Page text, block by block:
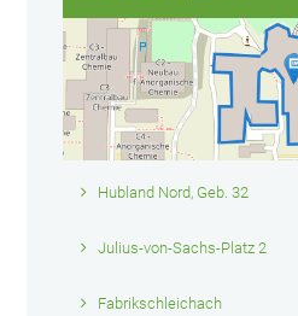
Hubland Nord, Geb. 32
Julius-von-Sachs-Platz 2
Fabrikschleichach